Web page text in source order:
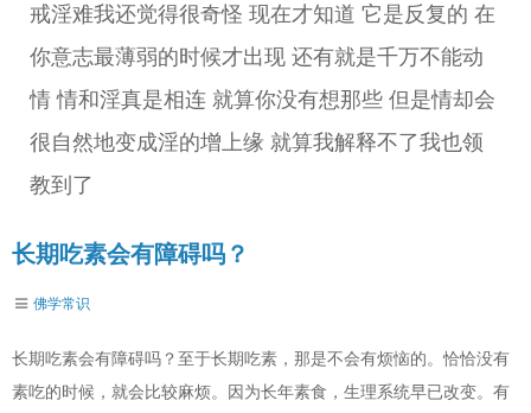
戒淫难我还觉得很奇怪 现在才知道 它是反复的 在
你意志最薄弱的时候才出现 还有就是千万不能动
情 情和淫真是相连 就算你没有想那些 但是情却会
很自然地变成淫的增上缘 就算我解释不了我也领
教到了
长期吃素会有障碍吗？
佛学常识
长期吃素会有障碍吗？至于长期吃素，那是不会有烦恼的。恰恰没有
素吃的时候，就会比较麻烦。因为长年素食，生理系统早已改变。有